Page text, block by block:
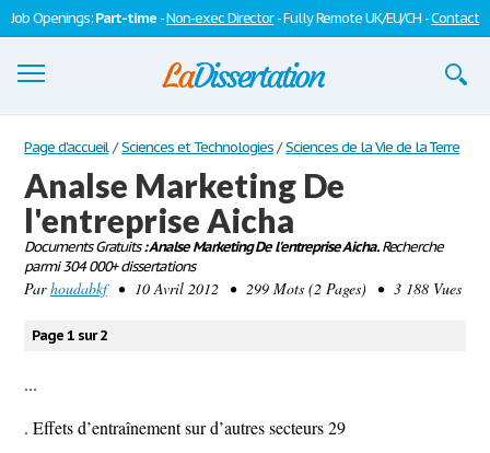
Job Openings:Part-time -Non-exec Director- Fully Remote UK/EU/CH -Contact
Dissertations
S'inscrire
Se connecter
Contactez-nous
Page d'accueil / Sciences et Technologies / Sciences de la Vie de la Terre
Analse Marketing De
l'entreprise Aicha
Documents Gratuits: Analse Marketing De l'entreprise Aicha.Recherche
parmi 304 000+ dissertations
Parhoudabkf• 10 Avril 2012 • 299 Mots (2 Pages) • 3 188 Vues
Page 1 sur 2
...
. Effets d’entraînement sur d’autres secteurs 29